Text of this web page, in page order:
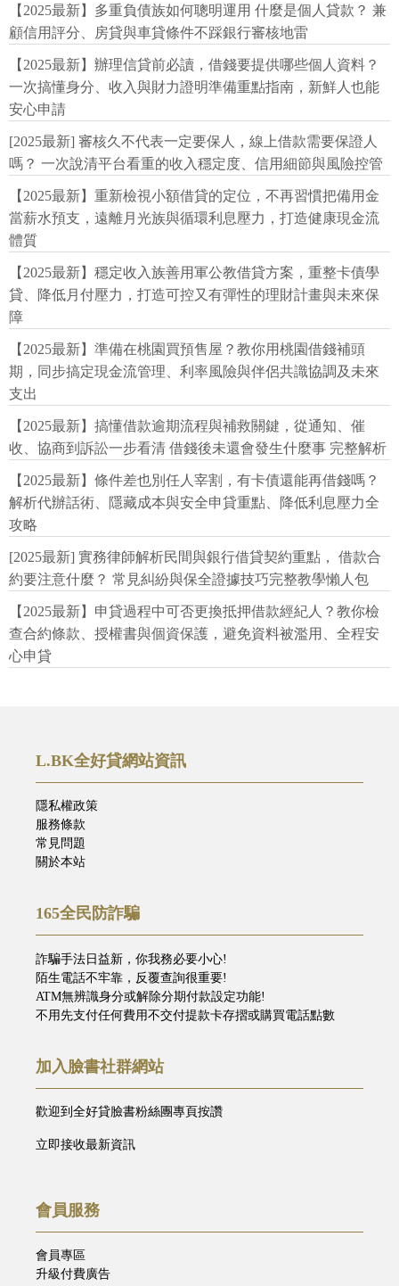
【2025最新】多重負債族如何聰明運用 什麼是個人貸款？ 兼
顧信用評分、房貸與車貸條件不踩銀行審核地雷
【2025最新】辦理信貸前必讀，借錢要提供哪些個人資料？
一次搞懂身分、收入與財力證明準備重點指南，新鮮人也能
安心申請
[2025最新] 審核久不代表一定要保人，線上借款需要保證人
嗎？ 一次說清平台看重的收入穩定度、信用細節與風險控管
【2025最新】重新檢視小額借貸的定位，不再習慣把備用金
當薪水預支，遠離月光族與循環利息壓力，打造健康現金流
體質
【2025最新】穩定收入族善用軍公教借貸方案，重整卡債學
貸、降低月付壓力，打造可控又有彈性的理財計畫與未來保
障
【2025最新】準備在桃園買預售屋？教你用桃園借錢補頭
期，同步搞定現金流管理、利率風險與伴侶共識協調及未來
支出
【2025最新】搞懂借款逾期流程與補救關鍵，從通知、催
收、協商到訴訟一步看清 借錢後未還會發生什麼事 完整解析
【2025最新】條件差也別任人宰割，有卡債還能再借錢嗎？
解析代辦話術、隱藏成本與安全申貸重點、降低利息壓力全
攻略
[2025最新] 實務律師解析民間與銀行借貸契約重點， 借款合
約要注意什麼？ 常見糾紛與保全證據技巧完整教學懶人包
【2025最新】申貸過程中可否更換抵押借款經紀人？教你檢
查合約條款、授權書與個資保護，避免資料被濫用、全程安
心申貸
L.BK全好貸網站資訊
隱私權政策
服務條款
常見問題
關於本站
165全民防詐騙
詐騙手法日益新，你我務必要小心!
陌生電話不牢靠，反覆查詢很重要!
ATM無辨識身分或解除分期付款設定功能!
不用先支付任何費用不交付提款卡存摺或購買電話點數
加入臉書社群網站
歡迎到全好貸臉書粉絲團專頁按讚
立即接收最新資訊
會員服務
會員專區
升級付費廣告